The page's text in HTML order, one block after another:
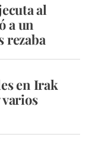
al
a un
rezaba
en Irak